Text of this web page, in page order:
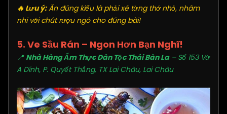
🔥 Lưu ý:Ăn đúng kiểu là phải xé từng thớ nhỏ, nhâm
nhi với chút rượu ngô cho đúng bài!
5. Ve Sầu Rán – Ngon Hơn Bạn Nghĩ!
📍 Nhà Hàng Ẩm Thực Dân Tộc Thái Bàn La– Số 153 Vừ
A Dính, P. Quyết Thắng, TX Lai Châu, Lai Châu